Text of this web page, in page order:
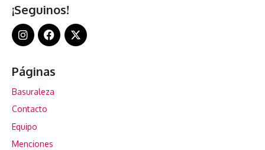
¡Seguinos!
Páginas
Basuraleza
Contacto
Equipo
Menciones